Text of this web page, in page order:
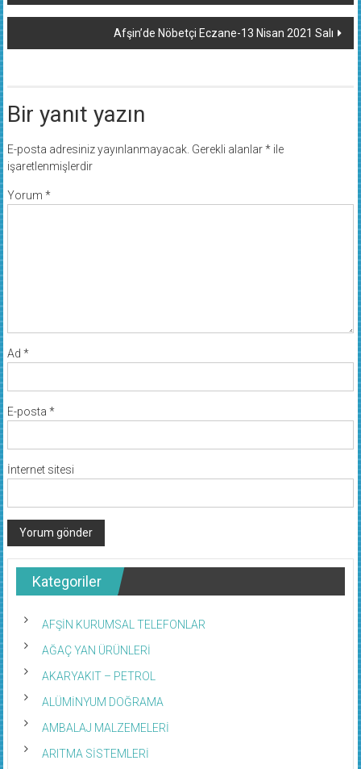
dolaşımı
Afşin’de Nöbetçi Eczane-13 Nisan 2021 Salı
Bir yanıt yazın
E-posta adresiniz yayınlanmayacak. Gerekli alanlar*ile
işaretlenmişlerdir
Yorum *
Ad *
E-posta *
İnternet sitesi
Kategoriler
AFŞİN KURUMSAL TELEFONLAR
AĞAÇ YAN ÜRÜNLERİ
AKARYAKIT – PETROL
ALÜMİNYUM DOĞRAMA
AMBALAJ MALZEMELERİ
ARITMA SİSTEMLERİ